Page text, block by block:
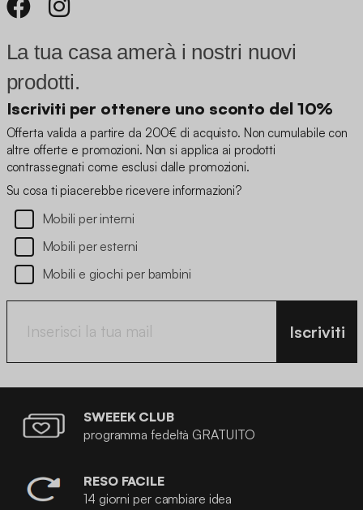
La tua casa amerà i nostri nuovi
prodotti.
Iscriviti per ottenere uno sconto del 10%
Offerta valida a partire da 200€ di acquisto. Non cumulabile con
altre offerte e promozioni. Non si applica ai prodotti
contrassegnati come esclusi dalle promozioni.
Su cosa ti piacerebbe ricevere informazioni?
Mobili per interni
Mobili per esterni
Mobili e giochi per bambini
Iscriviti
SWEEEK CLUB
programma fedeltà GRATUITO
RESO FACILE
14 giorni per cambiare idea